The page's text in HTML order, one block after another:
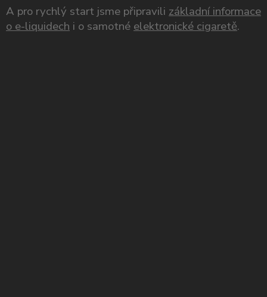
A pro rychlý start jsme připravili základní informace
o e-liquidech i o samotné elektronické cigaretě.